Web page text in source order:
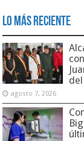
Lo Más Reciente
agosto 7, 2026